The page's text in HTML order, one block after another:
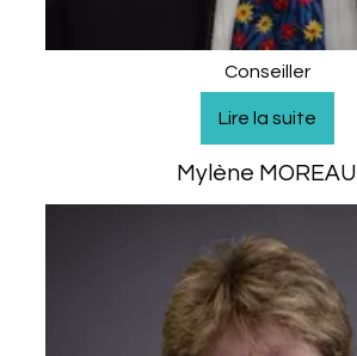
Conseiller
Mylène MOREAU